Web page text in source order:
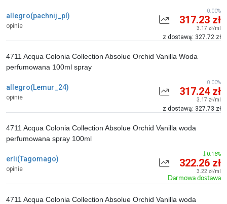
allegro(pachnij_pl)
opinie 317.23 zł
3.17 zł/ml
z dostawą: 327.72 zł
0.00%
allegro(Lemur_24)
opinie
4711 Acqua Colonia Collection Absolue Orchid Vanilla Woda
perfumowana 100ml spray
317.24 zł
3.17 zł/ml
z dostawą: 327.73 zł
0.00%
erli(Tagomago)
opinie
4711 Acqua Colonia Collection Absolue Orchid Vanilla woda
perfumowana spray 100ml
322.26 zł
3.22 zł/ml
Darmowa dostawa
0.16%
4711 Acqua Colonia Collection Absolue Orchid Vanilla woda